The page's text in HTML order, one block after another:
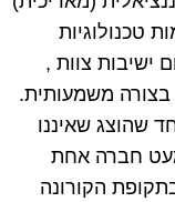
צוות ,
משמעותית.
שאיננו
חברה אחת
הקורונה